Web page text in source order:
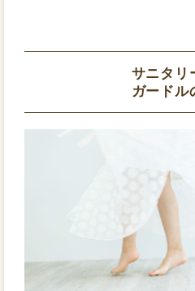
サニタリ
ガードル